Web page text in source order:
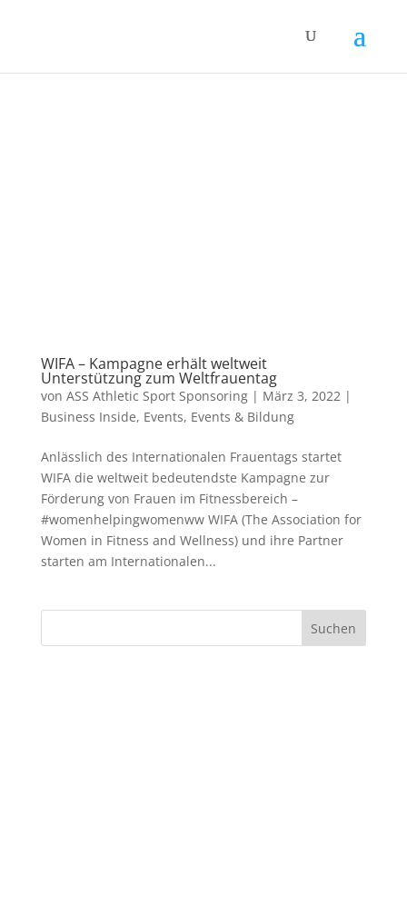
WIFA – Kampagne erhält weltweit
Unterstützung zum Weltfrauentag
von ASS Athletic Sport Sponsoring| März 3, 2022|
Business Inside, Events, Events & Bildung
Anlässlich des Internationalen Frauentags startet
WIFA die weltweit bedeutendste Kampagne zur
Förderung von Frauen im Fitnessbereich –
#womenhelpingwomenww WIFA (The Association for
Women in Fitness and Wellness) und ihre Partner
starten am Internationalen...
Suchen